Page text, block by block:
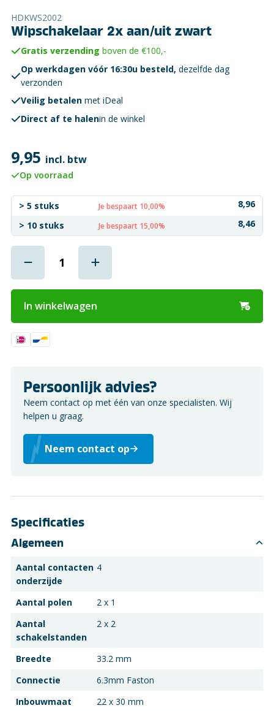
HDKWS2002
Wipschakelaar 2x aan/uit zwart
Gratis verzending boven de €100,-
Op werkdagen vóór 16:30u besteld, dezelfde dag
verzonden
Veilig betalen met iDeal
Direct af te halenin de winkel
9,95 incl. btw
Op voorraad
> 5 stuks Je bespaart 10,00%
8,96
> 10 stuks
Je bespaart 15,00% 8,46
In winkelwagen
Persoonlijk advies?
Neem contact op met één van onze specialisten. Wij
helpen u graag.
Neem contact op
Specificaties
Algemeen
Aantal contacten
onderzijde
4
Aantal polen
2 x 1
Aantal
schakelstanden
2 x 2
Breedte
33.2 mm
Connectie
6.3mm Faston
Inbouwmaat
22 x 30 mm